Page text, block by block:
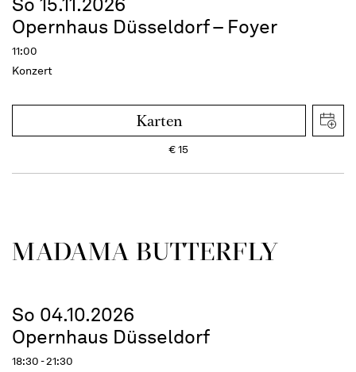
Opernhaus Düsseldorf – Foyer
11:00
Konzert
Karten
€15
MADAMA BUTTER­FLY
So 04.10.2026
Opernhaus Düsseldorf
18:30 - 21:30